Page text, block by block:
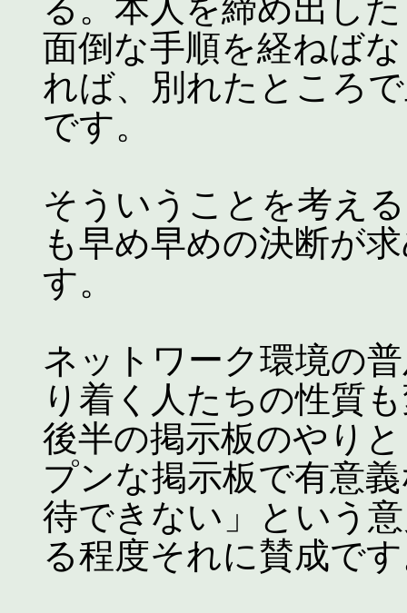
る。本人を締め出し
面倒な手順を経ねば
れば、別れたところ
です。
そういうことを考え
も早め早めの決断が
す。
ネットワーク環境の
り着く人たちの性質
後半の掲示板のやり
プンな掲示板で有意
待できない」という
る程度それに賛成で